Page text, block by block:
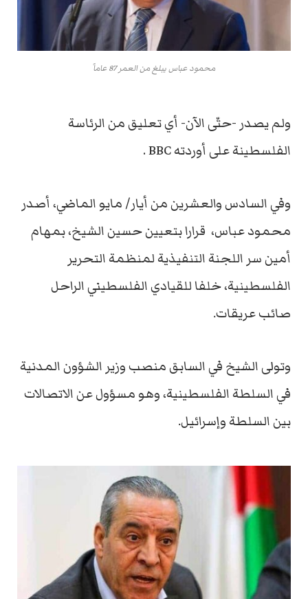
محمود عباس يبلغ من العمر 87 عاماً
ولم يصدر -حتّى الآن- أي تعليق من الرئاسة
الفلسطينة على أوردته BBC .
وفي السادس والعشرين من أيار/ مايو الماضي، أصدر
محمود عباس، قرارا بتعيين حسين الشيخ، بمهام
أمين سر اللجنة التنفيذية لمنظمة التحرير
الفلسطينية، خلفا للقيادي الفلسطيني الراحل
صائب عريقات.
وتولى الشيخ في السابق منصب وزير الشؤون المدنية
في السلطة الفلسطينية، وهو مسؤول عن الاتصالات
بين السلطة وإسرائيل.